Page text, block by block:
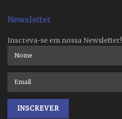
Newsletter
Inscreva-se em nossa Newsletter!